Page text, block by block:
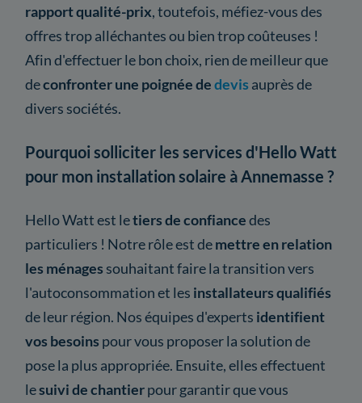
rapport qualité-prix, toutefois, méfiez-vous des
offres trop alléchantes ou bien trop coûteuses !
Afin d'effectuer le bon choix, rien de meilleur que
deconfronter une poignée dedevis auprès de
divers sociétés.
Pourquoi solliciter les services d'Hello Watt
pour mon installation solaire à Annemasse ?
Hello Watt est letiers de confiancedes
particuliers ! Notre rôle est demettre en relation
les ménages souhaitant faire la transition vers
l'autoconsommation et les installateurs qualifiés
de leur région. Nos équipes d'experts identifient
vos besoins pour vous proposer la solution de
pose la plus appropriée. Ensuite, elles effectuent
lesuivi de chantierpour garantir que vous